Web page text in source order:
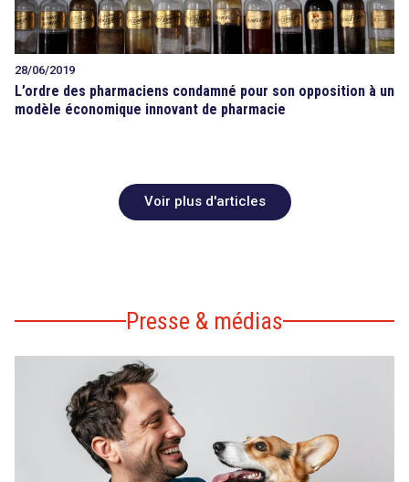
28/06/2019
L’ordre des pharmaciens condamné pour son opposition à un
modèle économique innovant de pharmacie
Voir plus d'articles
Presse & médias